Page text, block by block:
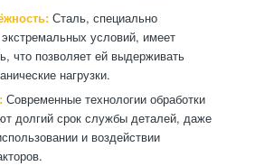
Сталь, специально
условий, имеет
что позволяет ей выдерживать
нагрузки.
Современные технологии обработки
долгий срок службы деталей, даже
и воздействии